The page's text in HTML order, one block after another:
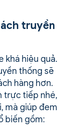
truyền
khá hiệu quả.
thống sẽ
hàng hơn.
trực tiếp nhé,
mà giúp đem
biến gồm: